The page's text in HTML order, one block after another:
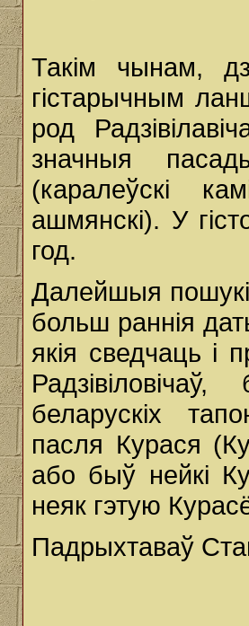
Такім чынам,
гістарычным
род
значныя
(каралеўскі
ашмянскі). У
год.
Далейшыя пошукі
больш раннія
якія сведчаць і
беларускіх
пасля Курася
або быў нейкі
неяк гэтую
Падрыхтаваў